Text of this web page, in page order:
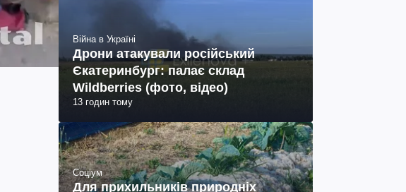
Війна в Україні
Дрони атакували російський
Єкатеринбург: палає склад
Wildberries (фото, відео)
13 годин тому
Соціум
Для прихильників природніх